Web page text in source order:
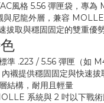
風格 5.56 彈匣袋，專為
尼龍外層，兼容
拔取與穩固固定的雙重優勢
準 .223 / 5.56 彈匣（如
襯提供穩固固定與快速拔
結構，耐用且輕量
系統與 2 吋以下戰術